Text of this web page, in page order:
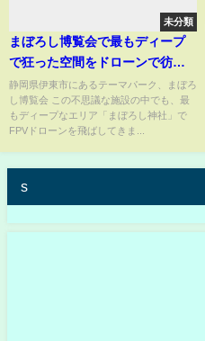
未分類
まぼろし博覧会で最もディープ
で狂った空間をドローンで彷徨
ってみた
静岡県伊東市にあるテーマパーク、まぼろ
し博覧会 この不思議な施設の中でも、最
もディープなエリア「まぼろし神社」で
FPVドローンを飛ばしてきま...
s